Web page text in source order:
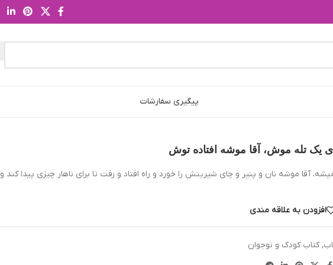
پیگیری سفارشات
یک تله موش، آقا موشه افتاده توش
آقا موشه نان و پنير و چاى شيرينش را خورد و راه افتاد و رفت تا براى ناهار چيزى پيدا كند و
افزودن به علاقه مندی
, کتاب کودک و نوجوان